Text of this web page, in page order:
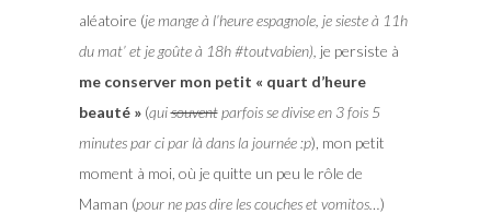
aléatoire (je mange à l’heure espagnole, je sieste à 11h
du mat’ et je goûte à 18h #toutvabien), je persiste à
me conserver mon petit « quart d’heure
beauté »(quisouventparfois se divise en 3 fois 5
minutes par ci par là dans la journée :p), mon petit
moment à moi, où je quitte un peu le rôle de
Maman (pour ne pas dire les couches et vomitos…)